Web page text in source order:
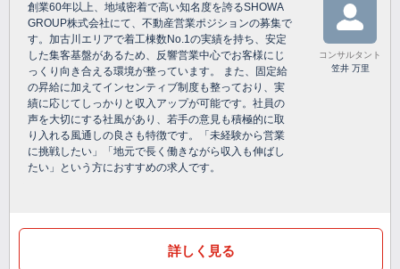
創業60年以上、地域密着で高い知名度を誇るSHOWA
GROUP株式会社にて、不動産営業ポジションの募集で
す。加古川エリアで着工棟数No.1の実績を持ち、安定
した集客基盤があるため、反響営業中心でお客様にじ
っくり向き合える環境が整っています。 また、固定給
の昇給に加えてインセンティブ制度も整っており、実
績に応じてしっかりと収入アップが可能です。社員の
声を大切にする社風があり、若手の意見も積極的に取
り入れる風通しの良さも特徴です。「未経験から営業
に挑戦したい」「地元で長く働きながら収入も伸ばし
たい」という方におすすめの求人です。
コンサルタント
笠井 万里
詳しく見る